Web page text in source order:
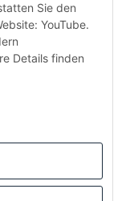
Sie den
YouTube.
Details finden